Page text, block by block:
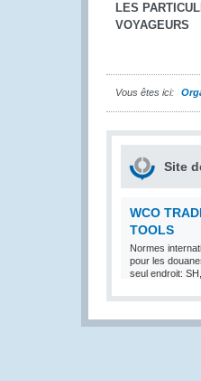
LES
VOYAGEURS
Vous êtes ici:
Site
WCO
TOOLS
Normes
pour les
seul endroit: